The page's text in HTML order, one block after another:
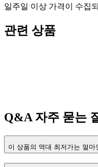
일주일 이상 가격이 수집
관련 상품
Q&A자주 묻는
이 상품의 역대 최저가는 얼마